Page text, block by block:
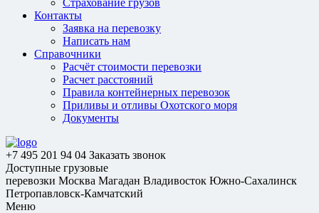
Страхование грузов
Контакты
Заявка на перевозку
Написать нам
Справочники
Расчёт стоимости перевозки
Расчет расстояний
Правила контейнерных перевозок
Приливы и отливы Охотского моря
Документы
+7 495 201 94 04 Заказать звонок
Доступные грузовые
перевозки Москва Магадан Владивосток Южно-Сахалинск
Петропавловск-Камчатский
Меню